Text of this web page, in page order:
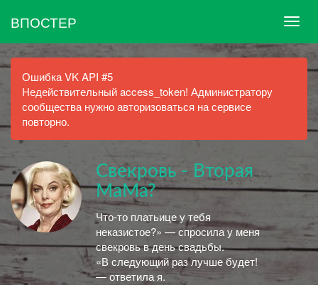
ВПОСТЕР
Ошибка VK API #5
Недействительный access_token! Администратору
сообщества нужно авторизоваться на сервисе
повторно.
Свекровь - Вторая
МаМа?
Что-то платьице у тебя
неказистое?» — спросила у меня
свекровь в день свадьбы.
«В следующий раз лучше будет!
— ответила я.